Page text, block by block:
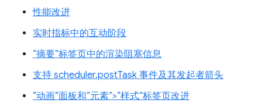
性能改进
实时指标中的互动阶段
“摘要”标签页中的渲染阻塞信息
支持 scheduler.postTask 事件及其发起者箭头
“动画”面板和“元素”>“样式”标签页改进